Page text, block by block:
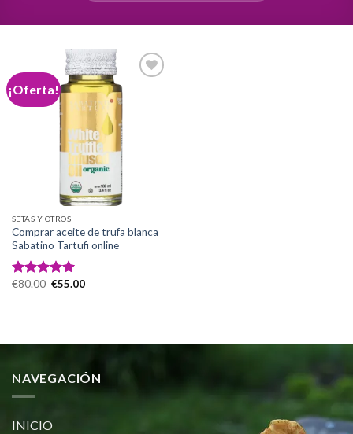
¡Oferta!
SETAS Y OTROS
Comprar aceite de trufa blanca
Sabatino Tartufi online
Valorado
€80.00 El
€55.00El
NAVEGACIÓN
INICIO